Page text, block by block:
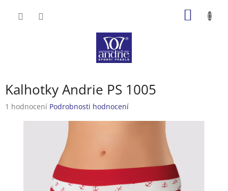
Kalhotky Andrie PS 1005
Průměrné
1 hodnocení Podrobnosti hodnocení